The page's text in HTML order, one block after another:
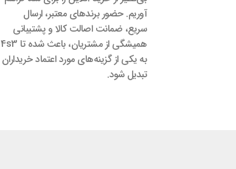
آوریم. حضور برندهای معتبر، ارسال
سریع، ضمانت اصالت کالا و پشتیبانی
همیشگی از مشتریان، باعث شده تا 4s3
به یکی از گزینه‌های مورد اعتماد خریداران
تبدیل شود.